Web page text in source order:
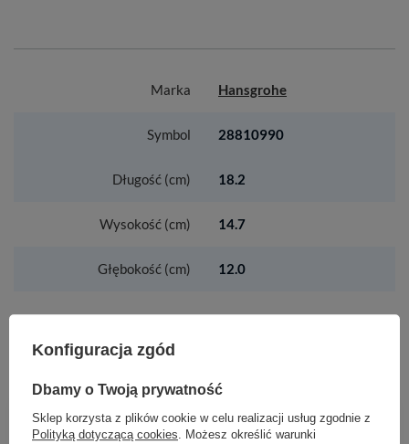
Marka Hansgrohe
Symbol 28810990
Długość (cm) 18.2
Wysokość (cm) 14.7
Głębokość (cm) 12.0
ZOBACZ RÓWNIEŻ
AX Citterio C 3-otworowa bateria wannowa,
ścienna, podtynkowa, szlif kwadratowy, Czarny
Konfiguracja zgód
Dbamy o Twoją prywatność
Sklep korzysta z plików cookie w celu realizacji usług zgodnie z
Polityką dotyczącą cookies. Możesz określić warunki